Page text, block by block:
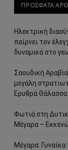
ΠΡΟΣΦΑΤΑ
Ηλεκτρική
παίρνει τον
δυναμικά στο
Σαουδική
μεγάλη
Ερυθρά Θάλασσα
Φωτιά στη
Μέγαρα –
Μέγαρα: